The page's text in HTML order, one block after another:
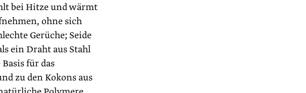
bei Hitze und wärmt
ohne sich
Gerüche; Seide
ein Draht aus Stahl
für das
zu den Kokons aus